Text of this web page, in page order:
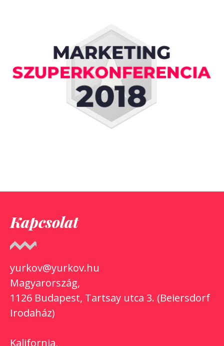
Kapcsolat
yurkov@yurkov.hu
Magyarország,
1126 Budapest, Tartsay utca 3. (Beiersdorf
Irodaház)
Kalifornia,